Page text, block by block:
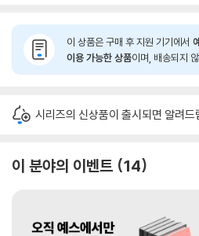
이 상품은 구매 후 지원 기기에서
이용 가능한 상품이며, 배송되지
시리즈의 신상품이 출시되면 알려드
이 분야의 이벤트 14